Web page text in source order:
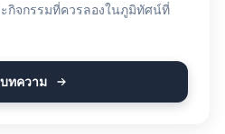
จกรรมที่ควรลองในภูมิทัศน์ที่
ทความ